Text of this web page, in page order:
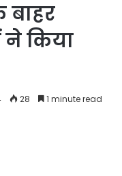
किया
28 1 minute read